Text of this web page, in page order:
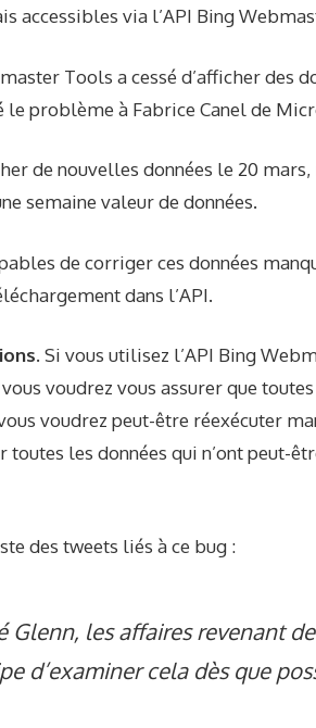
accessibles via l’API Bing
Tools a cessé d’afficher des
le problème à Fabrice Canel de
de nouvelles données le 20
semaine valeur de données.
de corriger ces données
dans l’API.
Si vous utilisez l’API Bing
voudrez vous assurer que
voudrez peut-être réexécuter
les données qui n’ont peut-
des tweets liés à ce bug :
Glenn, les affaires revenant
d’examiner cela dès que